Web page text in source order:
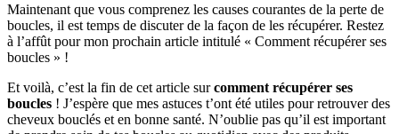
Maintenant que vous comprenez les causes courantes de la perte de
boucles, il est temps de discuter de la façon de les récupérer. Restez
à l’affût pour mon prochain article intitulé « Comment récupérer ses
boucles » !
Et voilà, c’est la fin de cet article surcomment récupérer ses
boucles ! J’espère que mes astuces t’ont été utiles pour retrouver des
cheveux bouclés et en bonne santé. N’oublie pas qu’il est important